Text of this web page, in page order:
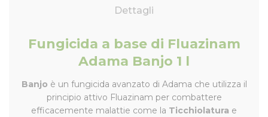
Dettagli
Fungicida a base di Fluazinam
Adama Banjo 1 l
Banjo è un fungicida avanzato di Adama che utilizza il
principio attivo Fluazinam per combattere
efficacemente malattie come la Ticchiolatura e